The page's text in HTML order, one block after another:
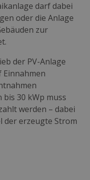
darf dabei
oder die Anlage
zur
der PV-Anlage
bis 30 kWp muss
werden – dabei
der erzeugte Strom